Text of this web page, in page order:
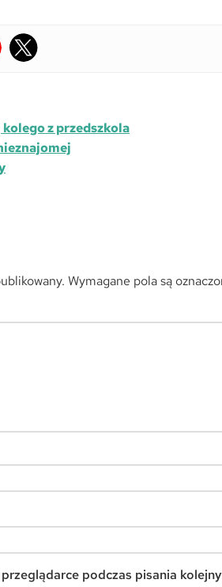
z przedszkola
Wymagane pola są
podczas pisania